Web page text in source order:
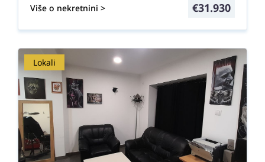
Više o nekretnini > €31.930
Lokali